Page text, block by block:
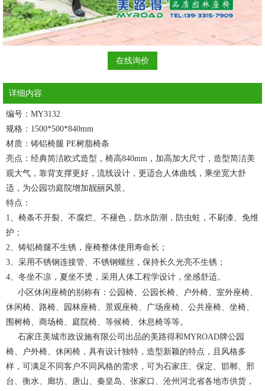
在线询价
详细内容
编号：MY3132
规格：1500*500*840mm
材质：铸铝椅腿 PE树脂椅条
亮点：经典简洁欧式造型，椅高840mm，加高加大尺寸，造型简洁美
观大气，靠背支撑更好，流线设计，更适合人体曲线，乘坐宽大舒
适，为公园功庭院增加靓丽风景。
特点：
1、椅条不开裂、不腐烂、不褪色，防水防潮，防虫蛀，不刷漆、免维
护；
2、铸铝椅腿不生锈，座椅整体使用寿命长；
3、采用不锈钢连接管、不锈钢螺丝，保持长久光亮不生锈；
4、冬坐不凉，夏坐不烫，采用人体工程学设计，坐感舒适。
小区休闲座椅的别称有： 公园椅、公园长椅、户外椅、室外座椅、
休闲椅、路椅、园林座椅、景观座椅、广场座椅、公共座椅、坐椅、
围树椅、商场椅、庭院椅、等候椅、休息椅等等。
石家庄美城市政设施有限公司出品的美路得和MYROAD牌公园
椅、户外椅、休闲椅，具有设计独特，造型新颖的特点，且风格多
样，可满足不同客户不同风格的需求，可为石家庄、保定、邯郸、邢
台、衡水、廊坊、唐山、秦皇岛、张家口、沧州河北省各地市供货，